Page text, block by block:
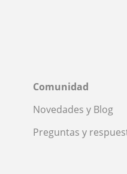
Comunidad
Novedades y Blog
Preguntas y